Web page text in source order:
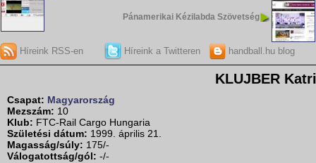
Pánamerikai Kézilabda Szövetség
Híreink RSS-en Híreink a Twitteren handball.hu blog
KLUJBER
Csapat: Magyarország
Mezszám: 10
Klub: FTC-Rail Cargo Hungaria
Születési dátum: 1999. április 21.
Magasság/súly: 175/-
Válogatottság/gól: -/-